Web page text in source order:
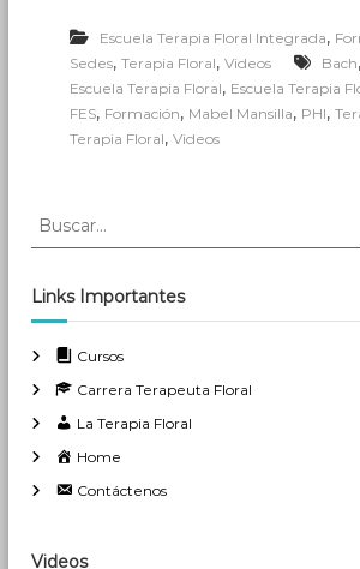
Escuela Terapia Floral Integrada,
Sedes, Terapia Floral, Videos Bach,
Escuela Terapia Floral, Escuela Terapia
FES, Formación, Mabel Mansilla, PHI,
Terapia Floral, Videos
B
c
a
:
Links Importantes
Cursos
Carrera Terapeuta Floral
La Terapia Floral
Home
Contáctenos
Videos